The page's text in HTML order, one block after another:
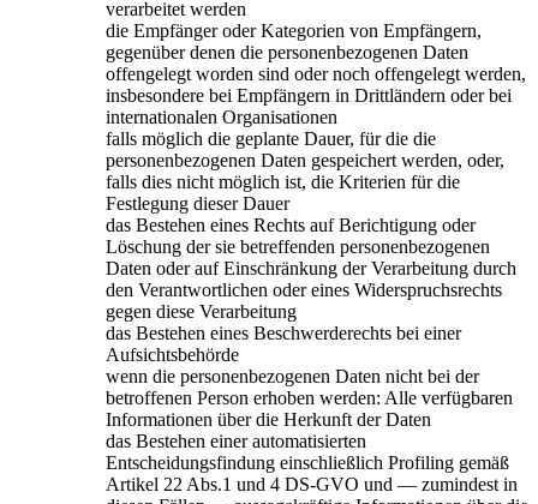
verarbeitet werden
die Empfänger oder Kategorien von Empfängern,
gegenüber denen die personenbezogenen Daten
offengelegt worden sind oder noch offengelegt werden,
insbesondere bei Empfängern in Drittländern oder bei
internationalen Organisationen
falls möglich die geplante Dauer, für die die
personenbezogenen Daten gespeichert werden, oder,
falls dies nicht möglich ist, die Kriterien für die
Festlegung dieser Dauer
das Bestehen eines Rechts auf Berichtigung oder
Löschung der sie betreffenden personenbezogenen
Daten oder auf Einschränkung der Verarbeitung durch
den Verantwortlichen oder eines Widerspruchsrechts
gegen diese Verarbeitung
das Bestehen eines Beschwerderechts bei einer
Aufsichtsbehörde
wenn die personenbezogenen Daten nicht bei der
betroffenen Person erhoben werden: Alle verfügbaren
Informationen über die Herkunft der Daten
das Bestehen einer automatisierten
Entscheidungsfindung einschließlich Profiling gemäß
Artikel 22 Abs.1 und 4 DS-GVO und — zumindest in